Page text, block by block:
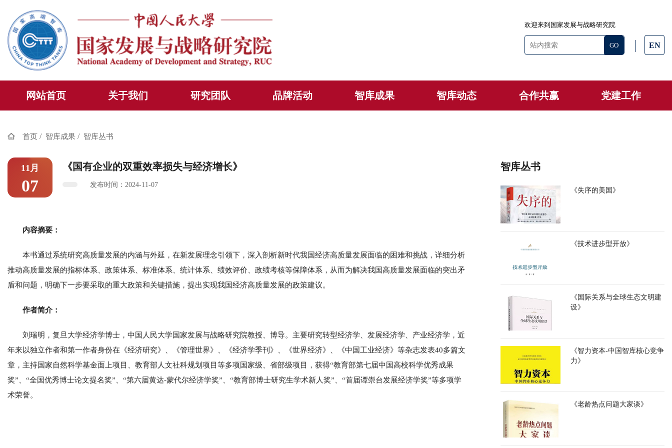
欢迎来到国家发展与战略研究院
EN
网站首页 关于我们 研究团队 品牌活动 智库成果 智库动态 合作共赢 党建工作
首页 / 智库成果 / 智库丛书
11月
07
《国有企业的双重效率损失与经济增长》
发布时间：2024-11-07
内容摘要：
本书通过系统研究高质量发展的内涵与外延，在新发展理念引领下，深入剖析新时代我国经济高质量发展面临的困难和挑战，详细分析
推动高质量发展的指标体系、政策体系、标准体系、统计体系、绩效评价、政绩考核等保障体系，从而为解决我国高质量发展面临的突出矛
盾和问题，明确下一步要采取的重大政策和关键措施，提出实现我国经济高质量发展的政策建议。
作者简介：
刘瑞明，复旦大学经济学博士，中国人民大学国家发展与战略研究院教授、博导。主要研究转型经济学、发展经济学、产业经济学，近
年来以独立作者和第一作者身份在《经济研究》、《管理世界》、《经济学季刊》、《世界经济》、《中国工业经济》等杂志发表40多篇文
章，主持国家自然科学基金面上项目、教育部人文社科规划项目等多项国家级、省部级项目，获得“教育部第七届中国高校科学优秀成果
奖”、“全国优秀博士论文提名奖”、“第六届黄达-蒙代尔经济学奖”、“教育部博士研究生学术新人奖”、“首届谭崇台发展经济学奖”等多项学
术荣誉。
智库丛书
《失序的美国》
《技术进步型开放》
《国际关系与全球生态文明建
设》
《智力资本-中国智库核心竞争
力》
《老龄热点问题大家谈》